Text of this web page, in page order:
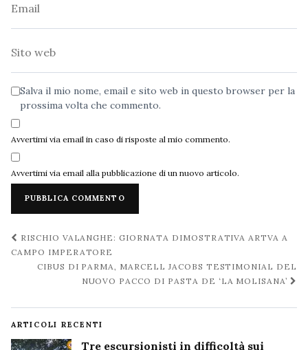
Salva il mio nome, email e sito web in questo browser per la
prossima volta che commento.
Avvertimi via email in caso di risposte al mio commento.
Avvertimi via email alla pubblicazione di un nuovo articolo.
Navigazione
post
RISCHIO VALANGHE: GIORNATA DIMOSTRATIVA ARTVA A
CAMPO IMPERATORE
CIBUS DI PARMA, MARCELL JACOBS TESTIMONIAL DEL
NUOVO PACCO DI PASTA DE ‘LA MOLISANA’
ARTICOLI RECENTI
Tre escursionisti in difficoltà sui